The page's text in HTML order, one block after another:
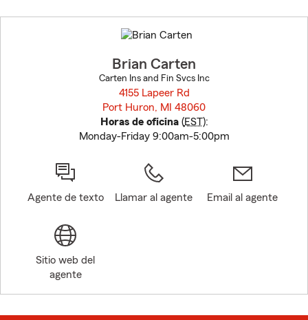
to
before
Brian Carten
Carten Ins and Fin Svcs Inc
4155 Lapeer Rd
Port Huron, MI 48060
Horas de oficina(EST):
Monday-Friday 9:00am-5:00pm
Agente de texto Llamar al agente Email al agente
Sitio web del
agente